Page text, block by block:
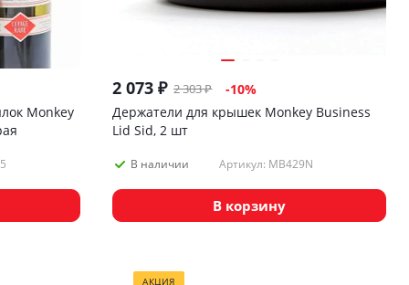
Monkey
2 073 ₽ 2 303₽ -10%
Держатели для крышек Monkey Business
Lid Sid, 2 шт
В наличии Артикул: MB429N
В корзину
АКЦИЯ